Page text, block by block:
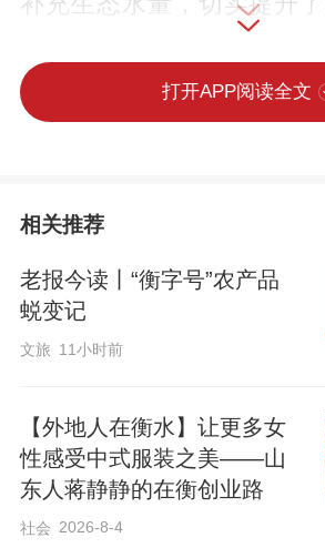
20.49米，精准满足现阶段
与自净能力，进一步巩固Ⅲ
鱼类、鸟类等生物营造了更
境，助力生物多样性保护；
稳固湿地生态系统结构，强
核心功能，发挥了不可替
用。
作为衡水市重要的生态名片
打开APP阅读全文
相关推荐
老报今读丨“衡字号”农产品
蜕变记
文旅 11小时前
【外地人在衡水】让更多女
性感受中式服装之美——山
东人蒋静静的在衡创业路
社会 2026-8-4